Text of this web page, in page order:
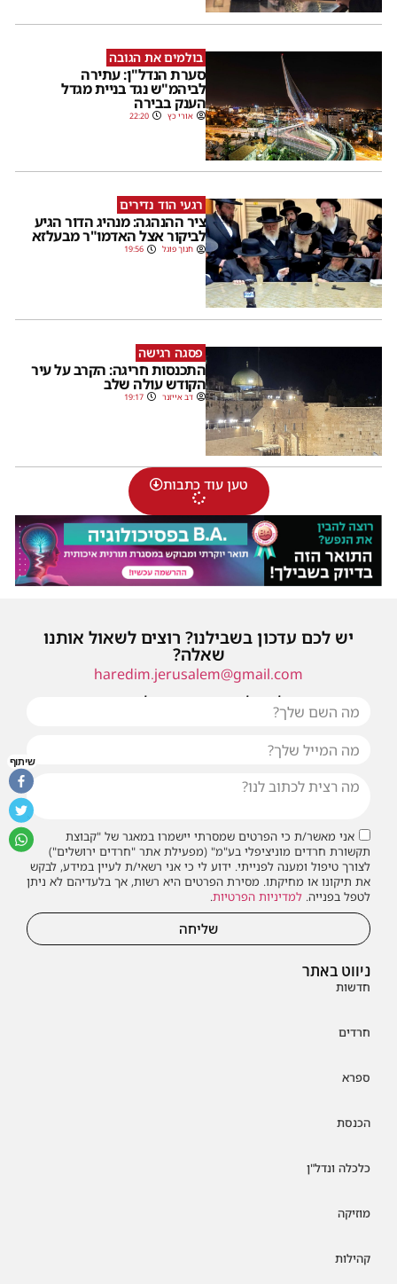
בולמים את הגובה
סערת הנדל"ן: עתירה
לביהמ"ש נגד בניית מגדל
הענק בבירה
אורי כץ 22:20
רגעי הוד נדירים
ציר ההנהגה: מנהיג הדור הגיע
לביקור אצל האדמו"ר מבעלזא
חנוך פוגל 19:56
פסגה רגישה
התכנסות חריגה: הקרב על עיר
הקודש עולה שלב
דב אייזנר 19:17
טען עוד כתבות
ניווט באתר
חדשות
חרדים
ספרא
הכנסת
כלכלה ונדל"ן
מוזיקה
קהילות
יש לכם עדכון בשבילנו? רוצים לשאול אותנו
שאלה?
haredim.jerusalem@gmail.com
או שילחו אלינו פנייה ונחזור אליכם בהקדם
אני מאשר/ת כי הפרטים שמסרתי יישמרו במאגר של "קבוצת
תקשורת חרדים מוניציפלי בע"מ" (מפעילת אתר "חרדים ירושלים")
לצורך טיפול ומענה לפנייתי. ידוע לי כי אני רשאי/ת לעיין במידע, לבקש
את תיקונו או מחיקתו. מסירת הפרטים היא רשות, אך בלעדיהם לא ניתן
לטפל בפנייה. למדיניות הפרטיות.
שליחה
שיתוף